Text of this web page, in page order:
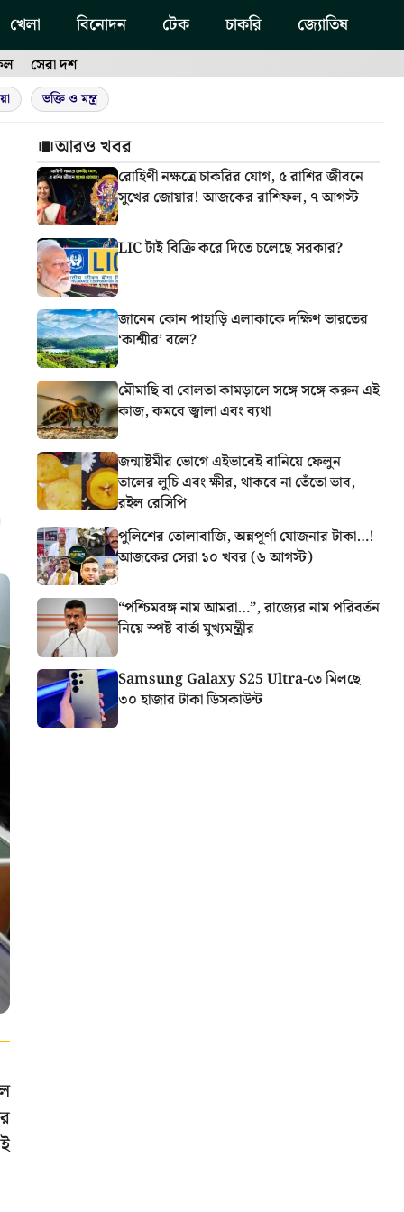
খেলা বিনোদন টেক চাকরি জ্যোতিষ
সেরা দশ
ভক্তি ও মন্ত্র
আরও খবর
রোহিণী নক্ষত্রে চাকরির যোগ, ৫ রাশির জীবনে
সুখের জোয়ার! আজকের রাশিফল, ৭ আগস্ট
LIC টাই বিক্রি করে দিতে চলেছে সরকার?
জানেন কোন পাহাড়ি এলাকাকে দক্ষিণ ভারতের
‘কাশ্মীর’ বলে?
মৌমাছি বা বোলতা কামড়ালে সঙ্গে সঙ্গে করুন এই
কাজ, কমবে জ্বালা এবং ব্যথা
জন্মাষ্টমীর ভোগে এইভাবেই বানিয়ে ফেলুন
তালের লুচি এবং ক্ষীর, থাকবে না তেঁতো ভাব,
রইল রেসিপি
পুলিশের তোলাবাজি, অন্নপূর্ণা যোজনার টাকা…!
আজকের সেরা ১০ খবর (৬ আগস্ট)
“পশ্চিমবঙ্গ নাম আমরা…”, রাজ্যের নাম পরিবর্তন
নিয়ে স্পষ্ট বার্তা মুখ্যমন্ত্রীর
Samsung Galaxy S25 Ultra-তে মিলছে
৩০ হাজার টাকা ডিসকাউন্ট